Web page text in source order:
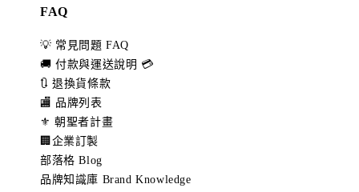
FAQ
💡 常見問題 FAQ
🚚 付款與運送說明 💳
🔃 退換貨條款
🏬 品牌列表
⚜️ 朝聖者計畫
🏢企業訂製
部落格 Blog
品牌知識庫 Brand Knowledge